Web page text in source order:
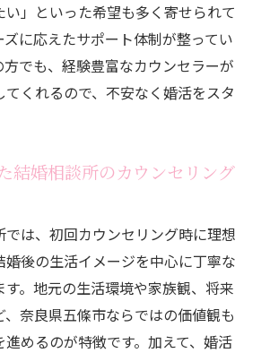
」といった希望も多く寄せられて
に応えたサポート体制が整ってい
方でも、経験豊富なカウンセラーが
くれるので、不安なく婚活をスタ
結婚相談所のカウンセリング
は、初回カウンセリング時に理想
後の生活イメージを中心に丁寧な
す。地元の生活環境や家族観、将来
奈良県五條市ならではの価値観も
めるのが特徴です。加えて、婚活